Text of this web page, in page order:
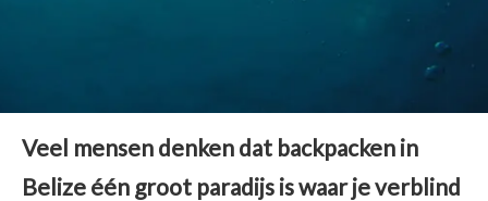
Veel mensen denken dat backpacken in
Belize één groot paradijs is waar je verblind